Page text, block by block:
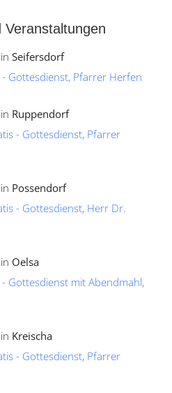
in Seifersdorf
Gottesdienst, Pfarrer Herfen
in Ruppendorf
- Gottesdienst, Pfarrer
in Possendorf
- Gottesdienst, Herr Dr.
in Oelsa
Gottesdienst mit Abendmahl,
in Kreischa
- Gottesdienst, Pfarrer